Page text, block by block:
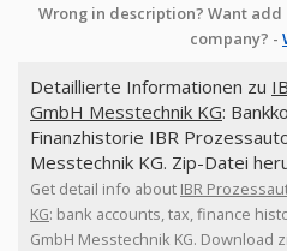
Wrong in description? Want
company? -
Detaillierte Informationen zu
GmbH Messtechnik KG:
Finanzhistorie IBR
Messtechnik KG. Zip-Datei
Get detail info about IBR
KG: bank accounts, tax, finance
GmbH Messtechnik KG. Download